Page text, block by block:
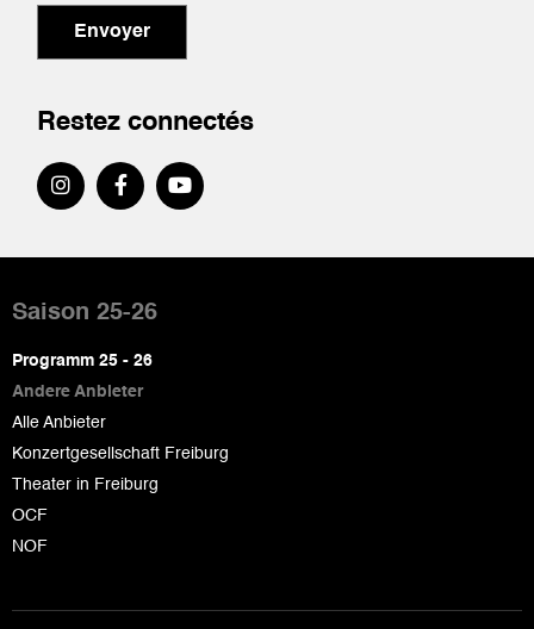
Envoyer
Restez connectés
de
page
Saison 25-26
Programm 25 - 26
Andere Anbieter
Alle Anbieter
Konzertgesellschaft Freiburg
Theater in Freiburg
OCF
NOF